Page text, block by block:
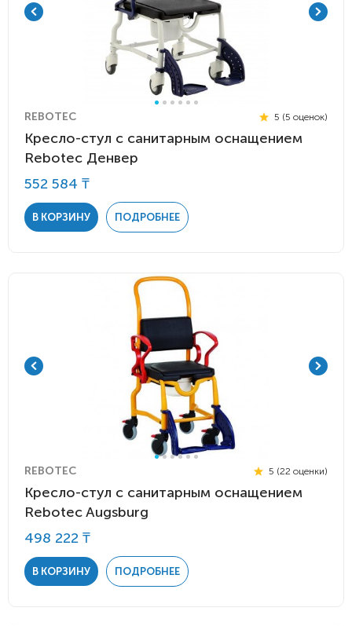
REBOTEC 5 (5 оценок)
Кресло-стул с санитарным оснащением
Rebotec Денвер
552 584 ₸
В КОРЗИНУ ПОДРОБНЕЕ
REBOTEC 5 (22 оценки)
Кресло-стул с санитарным оснащением
Rebotec Augsburg
498 222 ₸
В КОРЗИНУ ПОДРОБНЕЕ